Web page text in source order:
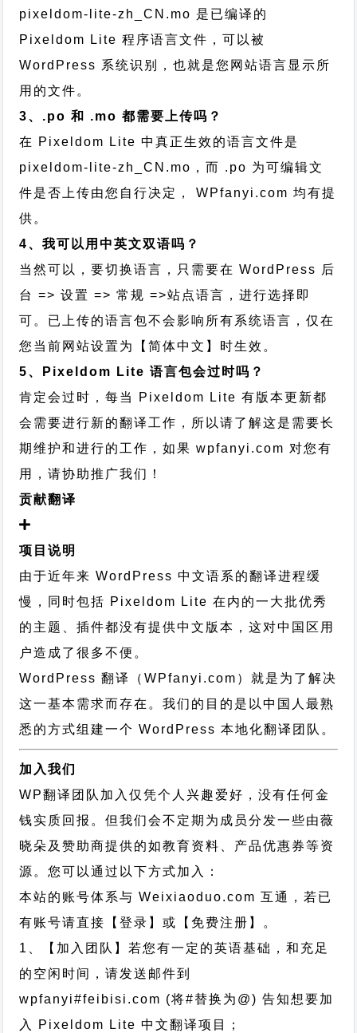
pixeldom-lite-zh_CN.mo 是已编译的
Pixeldom Lite 程序语言文件，可以被
WordPress 系统识别，也就是您网站语言显示所
用的文件。
3、.po 和 .mo 都需要上传吗？
在 Pixeldom Lite 中真正生效的语言文件是
pixeldom-lite-zh_CN.mo，而 .po 为可编辑文
件是否上传由您自行决定， WPfanyi.com 均有提
供。
4、我可以用中英文双语吗？
当然可以，要切换语言，只需要在 WordPress 后
台 => 设置 => 常规 =>站点语言，进行选择即
可。已上传的语言包不会影响所有系统语言，仅在
您当前网站设置为【简体中文】时生效。
5、Pixeldom Lite 语言包会过时吗？
肯定会过时，每当 Pixeldom Lite 有版本更新都
会需要进行新的翻译工作，所以请了解这是需要长
期维护和进行的工作，如果 wpfanyi.com 对您有
用，请协助推广我们！
贡献翻译
项目说明
由于近年来 WordPress 中文语系的翻译进程缓
慢，同时包括 Pixeldom Lite 在内的一大批优秀
的主题、插件都没有提供中文版本，这对中国区用
户造成了很多不便。
WordPress 翻译（WPfanyi.com） 就是为了解决
这一基本需求而存在。我们的目的是以中国人最熟
悉的方式组建一个 WordPress 本地化翻译团队。
加入我们
WP翻译团队加入仅凭个人兴趣爱好，没有任何金
钱实质回报。但我们会不定期为成员分发一些由薇
晓朵及赞助商提供的如教育资料、产品优惠券等资
源。您可以通过以下方式加入：
本站的账号体系与Weixiaoduo.com 互通，若已
有账号请直接【登录】或【免费注册】。
1、【加入团队】若您有一定的英语基础，和充足
的空闲时间，请发送邮件到
wpfanyi#feibisi.com (将#替换为@) 告知想要加
入 Pixeldom Lite 中文翻译项目；